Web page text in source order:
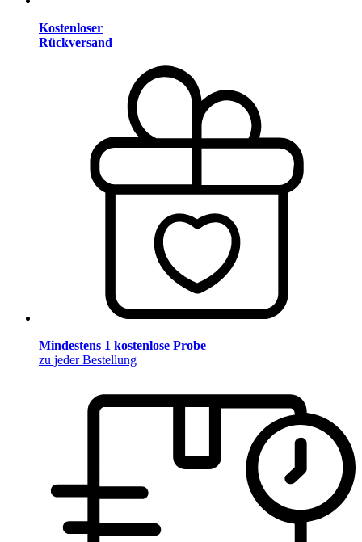
Kostenloser
Rückversand
Mindestens 1 kostenlose Probe
zu jeder Bestellung